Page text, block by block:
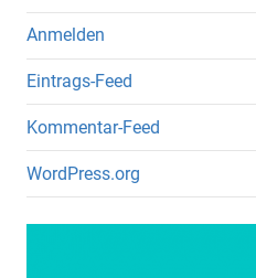
Anmelden
Eintrags-Feed
Kommentar-Feed
WordPress.org